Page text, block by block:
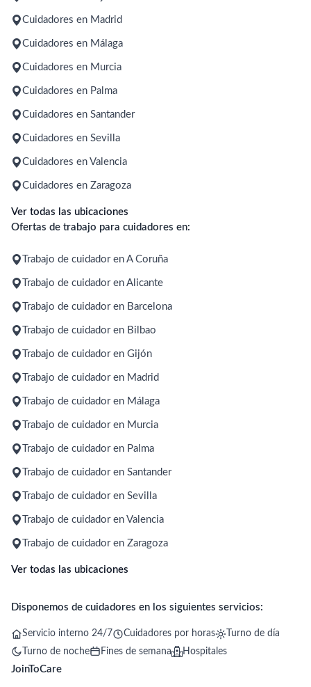
Cuidadores en Madrid
Cuidadores en Málaga
Cuidadores en Murcia
Cuidadores en Palma
Cuidadores en Santander
Cuidadores en Sevilla
Cuidadores en Valencia
Cuidadores en Zaragoza
Ver todas las ubicaciones
Ofertas de trabajo para cuidadores en:
Trabajo de cuidador en A Coruña
Trabajo de cuidador en Alicante
Trabajo de cuidador en Barcelona
Trabajo de cuidador en Bilbao
Trabajo de cuidador en Gijón
Trabajo de cuidador en Madrid
Trabajo de cuidador en Málaga
Trabajo de cuidador en Murcia
Trabajo de cuidador en Palma
Trabajo de cuidador en Santander
Trabajo de cuidador en Sevilla
Trabajo de cuidador en Valencia
Trabajo de cuidador en Zaragoza
Ver todas las ubicaciones
Disponemos de cuidadores en los siguientes servicios:
Servicio interno 24/7 Cuidadores por horas
Turno de día
Turno de noche
Fines de semana Hospitales
JoinToCare